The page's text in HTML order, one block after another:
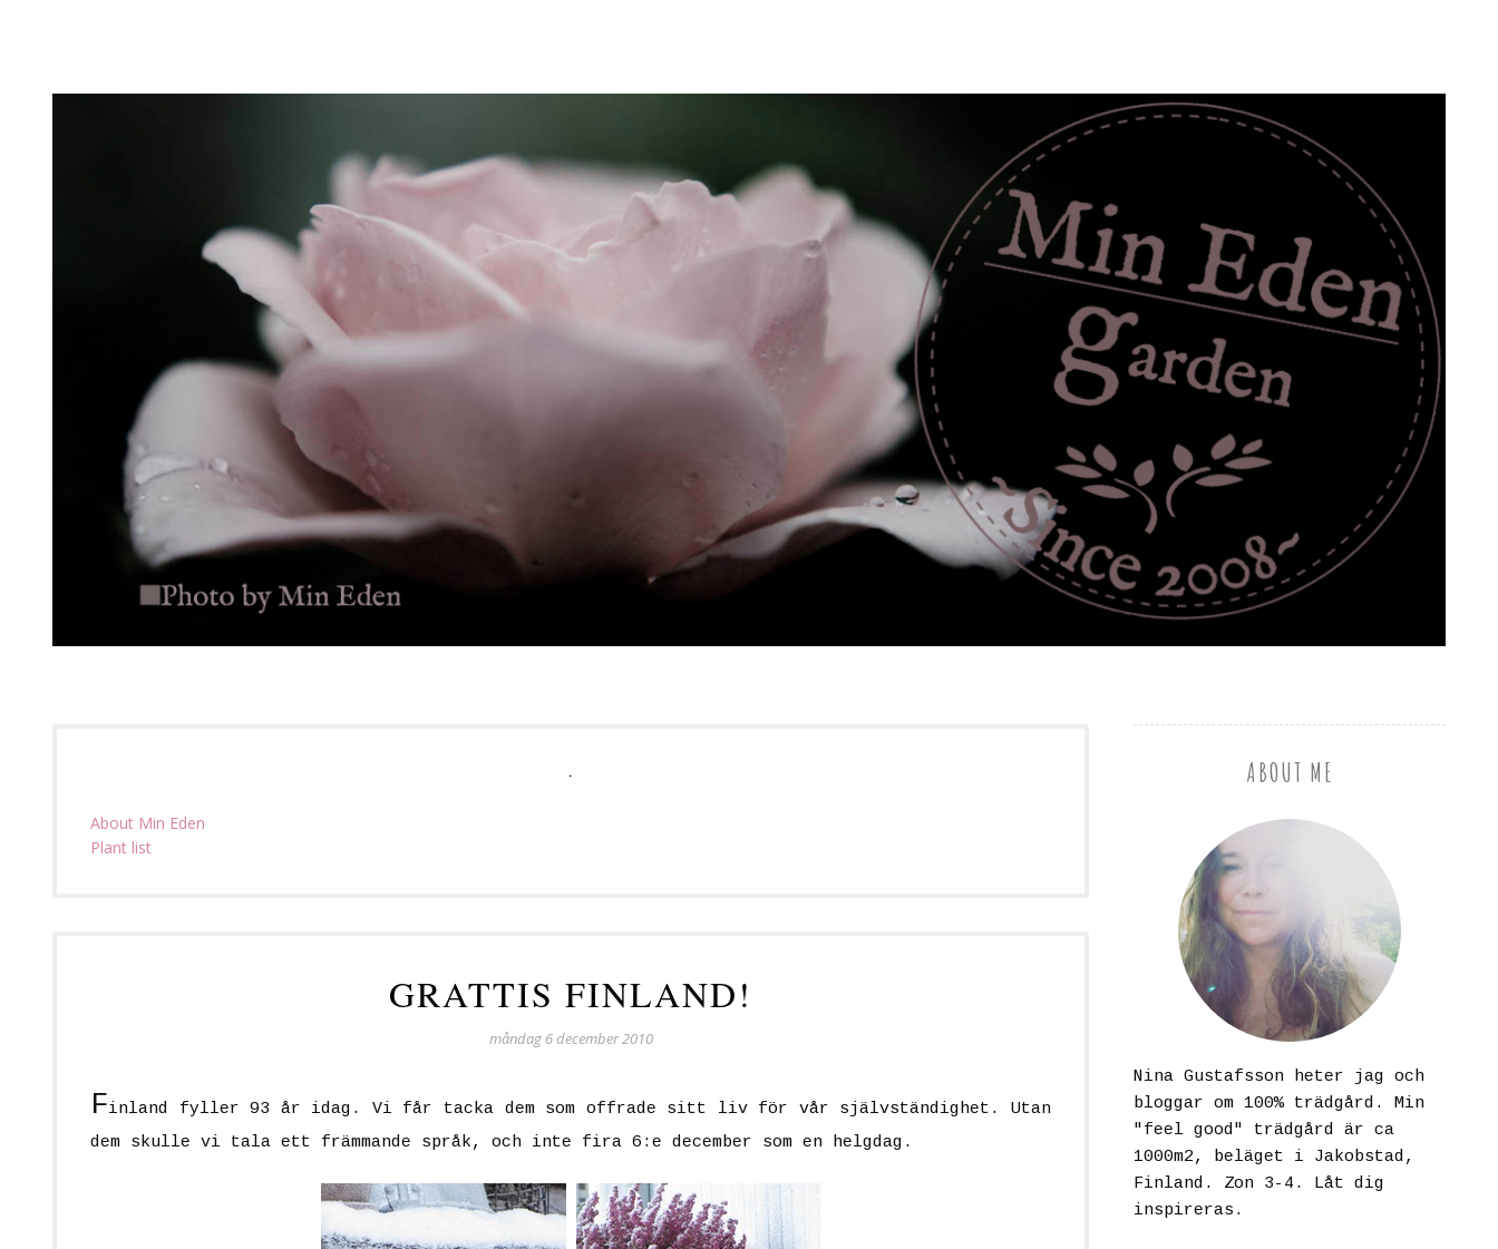
About Min Eden
Plant list
GRATTIS FINLAND!
måndag 6 december 2010
Finland fyller 93 år idag. Vi får tacka dem som offrade sitt liv för vår självständighet. Utan
dem skulle vi tala ett främmande språk, och inte fira 6:e december som en helgdag.
ABOUT ME
Nina Gustafsson heter jag och
bloggar om 100% trädgård. Min
"feel good" trädgård är ca
1000m2, beläget i Jakobstad,
Finland. Zon 3-4. Låt dig
inspireras.